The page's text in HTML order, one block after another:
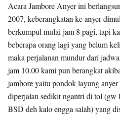
Acara Jambore Anyer ini
2007, keberangkatan ke anyer
berkumpul mulai jam 8 pagi, tapi
beberapa orang lagi yang belum
maka perjalanan mundur dari
jam 10.00 kami pun berangkat
jambore yaitu pondok layung
diperjalan sedikit ngantri di tol (gw
BSD deh kalo engga salah) yang